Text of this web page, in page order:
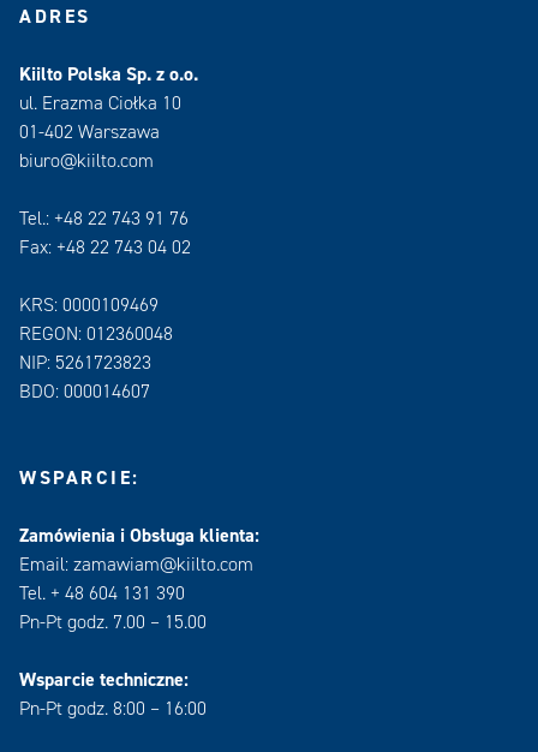
ADRES
Kiilto Polska Sp. z o.o.
ul. Erazma Ciołka 10
01-402 Warszawa
biuro@kiilto.com
Tel.: +48 22 743 91 76
Fax: +48 22 743 04 02
KRS: 0000109469
REGON: 012360048
NIP: 5261723823
BDO: 000014607
WSPARCIE:
Zamówienia i Obsługa klienta:
Email: zamawiam@kiilto.com
Tel. + 48 604 131 390
Pn-Pt godz. 7.00 – 15.00
Wsparcie techniczne:
Pn-Pt godz. 8:00 – 16:00